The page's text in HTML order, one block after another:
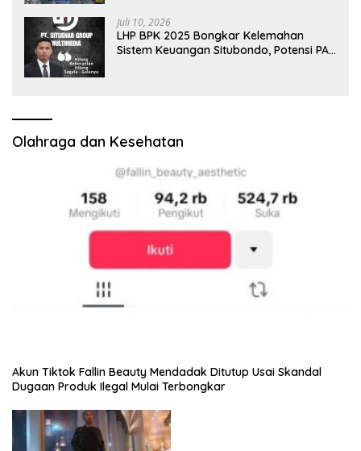
Juli 10, 2026
LHP BPK 2025 Bongkar Kelemahan
Sistem Keuangan Situbondo, Potensi PAD
Olahraga dan Kesehatan
Akun Tiktok Fallin Beauty Mendadak Ditutup Usai Skandal
Dugaan Produk Ilegal Mulai Terbongkar